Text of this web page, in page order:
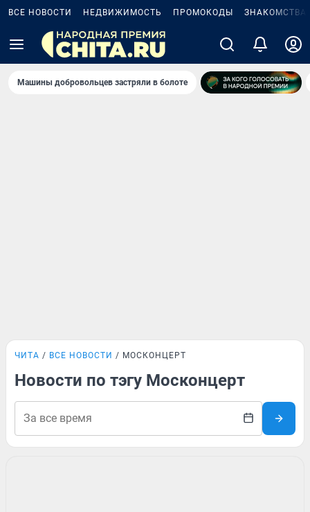
ВСЕ НОВОСТИ НЕДВИЖИМОСТЬ ПРОМОКОДЫ ЗНАКОМСТВА
Машины добровольцев застряли в болоте
ЧИТА ВСЕ НОВОСТИ МОСКОНЦЕРТ
Новости по тэгу Москонцерт